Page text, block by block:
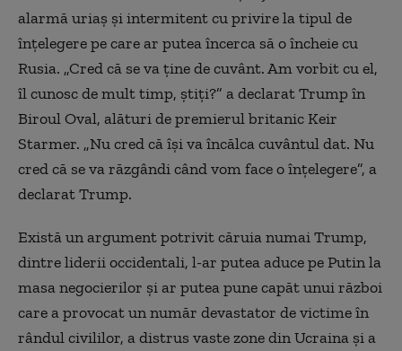
alarmă uriaş şi intermitent cu privire la tipul de
înţelegere pe care ar putea încerca să o încheie cu
Rusia. „Cred că se va ţine de cuvânt. Am vorbit cu el,
îl cunosc de mult timp, ştiţi?” a declarat Trump în
Biroul Oval, alături de premierul britanic Keir
Starmer. „Nu cred că îşi va încălca cuvântul dat. Nu
cred că se va răzgândi când vom face o înţelegere”, a
declarat Trump.
Există un argument potrivit căruia numai Trump,
dintre liderii occidentali, l-ar putea aduce pe Putin la
masa negocierilor şi ar putea pune capăt unui război
care a provocat un număr devastator de victime în
rândul civililor, a distrus vaste zone din Ucraina şi a